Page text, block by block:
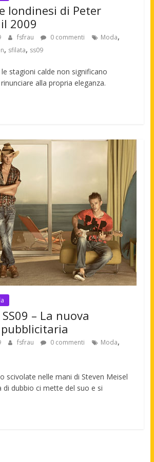
londinesi di Peter
2009
fsfrau 0 commenti Moda,
, sfilata, ss09
le stagioni calde non significano
alla propria eleganza.
– La nuova
fsfrau 0 commenti Moda,
scivolate nelle mani di Steven Meisel
di dubbio ci mette del suo e si